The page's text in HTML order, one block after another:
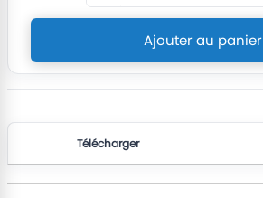
Ajouter au panier
Télécharger